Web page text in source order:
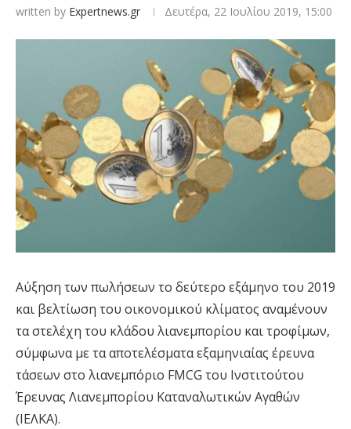
written by Expertnews.gr Δευτέρα, 22 Ιουλίου 2019, 15:00
Αύξηση των πωλήσεων το δεύτερο εξάμηνο του 2019
και βελτίωση του οικονομικού κλίματος αναμένουν
τα στελέχη του κλάδου λιανεμπορίου και τροφίμων,
σύμφωνα με τα αποτελέσματα εξαμηνιαίας έρευνα
τάσεων στο λιανεμπόριο FMCG του Ινστιτούτου
Έρευνας Λιανεμπορίου Καταναλωτικών Αγαθών
(ΙΕΛΚΑ).